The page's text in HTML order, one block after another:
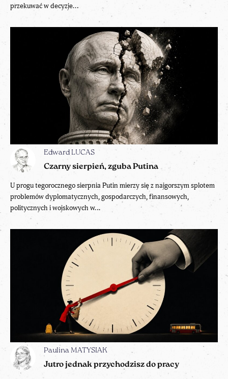
przekuwać w decyzje...
Edward LUCAS
Czarny sierpień, zguba Putina
U progu tegorocznego sierpnia Putin mierzy się z najgorszym splotem
problemów dyplomatycznych, gospodarczych, finansowych,
politycznych i wojskowych w...
Paulina MATYSIAK
Jutro jednak przychodzisz do pracy